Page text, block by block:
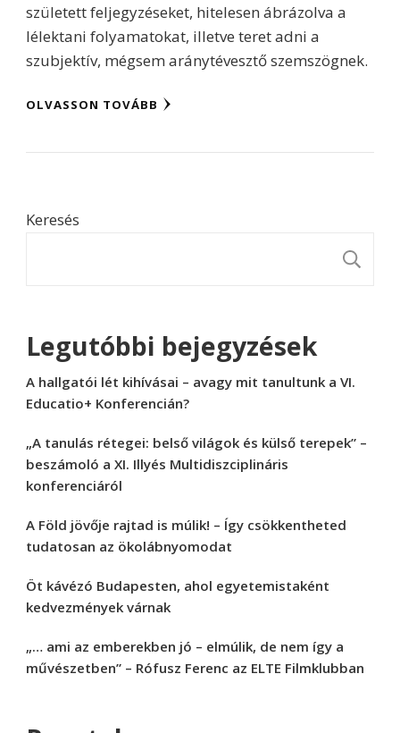
született feljegyzéseket, hitelesen ábrázolva a
lélektani folyamatokat, illetve teret adni a
szubjektív, mégsem aránytévesztő szemszögnek.
OLVASSON TOVÁBB
Keresés
Legutóbbi bejegyzések
A hallgatói lét kihívásai – avagy mit tanultunk a VI.
Educatio+ Konferencián?
„A tanulás rétegei: belső világok és külső terepek” –
beszámoló a XI. Illyés Multidiszciplináris
konferenciáról
A Föld jövője rajtad is múlik! – Így csökkentheted
tudatosan az ökolábnyomodat
Öt kávézó Budapesten, ahol egyetemistaként
kedvezmények várnak
„… ami az emberekben jó – elmúlik, de nem így a
művészetben” – Rófusz Ferenc az ELTE Filmklubban